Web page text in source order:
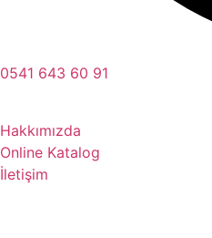
0541 643 60 91
Hakkımızda
Online Katalog
İletişim